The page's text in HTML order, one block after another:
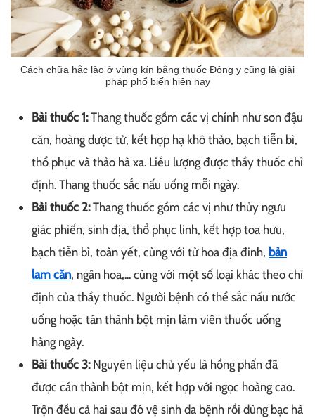
Cách chữa hắc lào ở vùng kín bằng thuốc Đông y cũng là giải
pháp phổ biến hiện nay
Bài thuốc 1:Thang thuốc gồm các vị chính như sơn đậu
căn, hoàng dược tử, kết hợp hạ khô thảo, bạch tiễn bì,
thổ phục và thảo hà xa. Liều lượng được thầy thuốc chỉ
định. Thang thuốc sắc nấu uống mỗi ngày.
Bài thuốc 2:Thang thuốc gồm các vị như thủy ngưu
giác phiến, sinh địa, thổ phục linh, kết hợp toa hưu,
bạch tiễn bì, toàn yết, cùng với tử hoa địa đinh, bản
lam căn, ngân hoa,... cùng với một số loại khác theo chỉ
định của thầy thuốc. Người bệnh có thể sắc nấu nước
uống hoặc tán thành bột mịn làm viên thuốc uống
hàng ngày.
Bài thuốc 3:Nguyên liệu chủ yếu là hồng phấn đã
được cán thành bột mịn, kết hợp với ngọc hoàng cao.
Trộn đều cả hai sau đó vệ sinh da bệnh rồi dùng bạc hà